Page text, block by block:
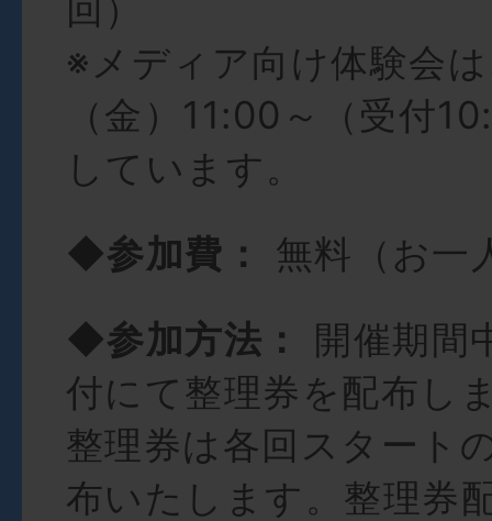
回）
※メディア向け体験会
（金）11:00～（受付
しています。
◆参加費：
無料（お一
◆参加方法：
開催期間
付にて整理券を配布し
整理券は各回スタート
布いたします。整理券